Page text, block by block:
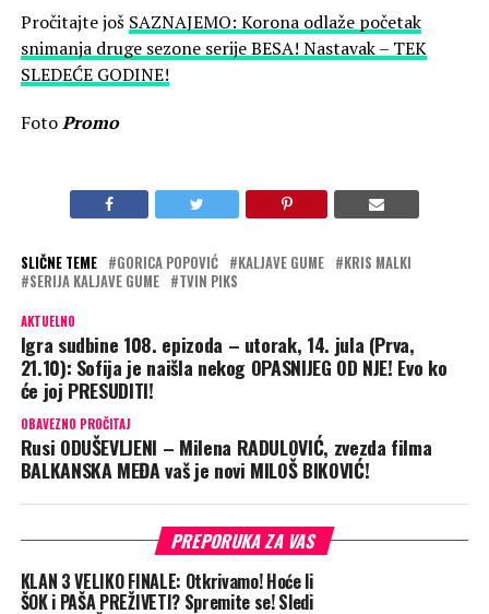
Pročitajte još SAZNAJEMO: Korona odlaže početak
snimanja druge sezone serije BESA! Nastavak – TEK
SLEDEĆE GODINE!
FotoPromo
SLIČNE TEME GORICA POPOVIĆ KALJAVE GUME
KRIS MALKI
SERIJA KALJAVE GUME
TVIN PIKS
AKTUELNO
Igra sudbine 108. epizoda – utorak, 14. jula (Prva,
21.10): Sofija je naišla nekog OPASNIJEG OD NJE! Evo ko
će joj PRESUDITI!
OBAVEZNO PROČITAJ
Rusi ODUŠEVLJENI – Milena RADULOVIĆ, zvezda filma
BALKANSKA MEĐA vaš je novi MILOŠ BIKOVIĆ!
PREPORUKA ZA VAS
KLAN 3 VELIKO FINALE: Otkrivamo! Hoće li
ŠOK i PAŠA PREŽIVETI? Spremite se! Sledi